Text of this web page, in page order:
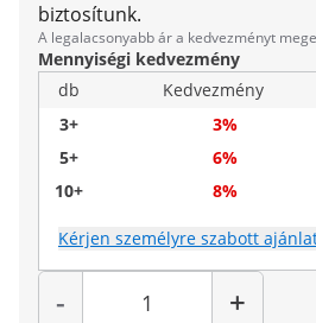
biztosítunk.
A legalacsonyabb ár a kedvezményt
Mennyiségi kedvezmény
db
Kedvezmény
3+
3%
5+
6%
10+
8%
Kérjen személyre szabott
-
Mennyiség
+